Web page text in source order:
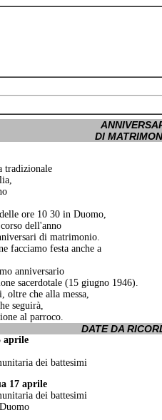
DI
tradizionale
ore 10 30 in Duomo,
dell'anno
di matrimonio.
facciamo festa anche a
anniversario
sacerdotale (15 giugno 1946).
oltre che alla messa,
seguirà,
al parroco.
DATE DA
aprile
dei battesimi
17 aprile
dei battesimi